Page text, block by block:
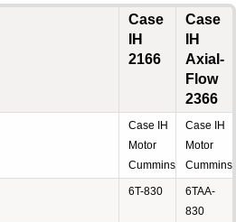
Case
IH
2166
Case
IH
Axial-
Flow
2366
Case IH
Motor
Cummins
Case IH
Motor
Cummins
6T-830
6TAA-
830